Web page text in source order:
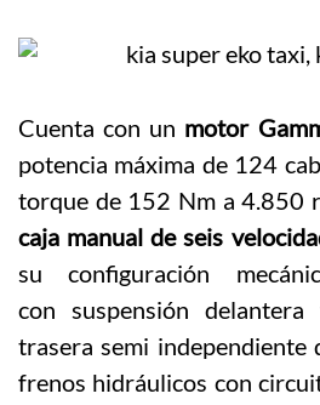
Cuenta con un motor
potencia máxima de 124
torque de 152 Nm a 4.850
caja manual de seis
su configuración
con suspensión
trasera semi independiente
frenos hidráulicos con